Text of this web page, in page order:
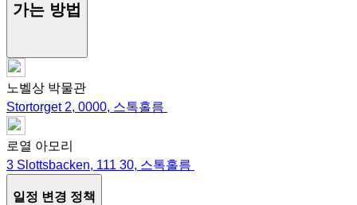
가는 방법
노벨상 박물관
Stortorget 2, 0000, 스톡홀름
로열 아모리
3 Slottsbacken, 111 30, 스톡홀름
일정 변경 정책